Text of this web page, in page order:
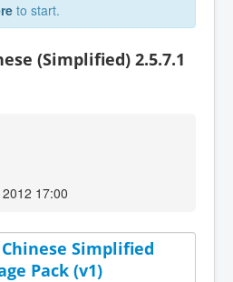
to start.
(Simplified) 2.5.7.1
17:00
Chinese Simplified
Pack (v1)